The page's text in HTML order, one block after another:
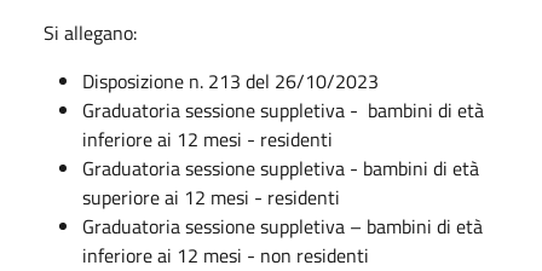
Si allegano:
Disposizione n. 213 del 26/10/2023
Graduatoria sessione suppletiva - bambini di età
inferiore ai 12 mesi - residenti
Graduatoria sessione suppletiva - bambini di età
superiore ai 12 mesi - residenti
Graduatoria sessione suppletiva – bambini di età
inferiore ai 12 mesi - non residenti